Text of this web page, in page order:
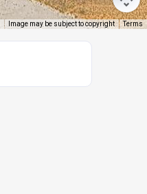
Image may be subject to copyright Terms